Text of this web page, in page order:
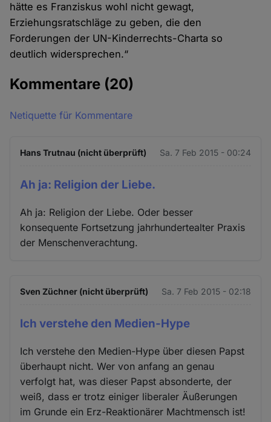
hätte es Franziskus wohl nicht gewagt,
Erziehungsratschläge zu geben, die den
Forderungen der UN-Kinderrechts-Charta so
deutlich widersprechen.“
Kommentare (20)
Netiquette für Kommentare
Hans Trutnau (nicht überprüft) Sa. 7 Feb 2015 - 00:24
Ah ja: Religion der Liebe.
Ah ja: Religion der Liebe. Oder besser
konsequente Fortsetzung jahrhundertealter Praxis
der Menschenverachtung.
Sven Züchner (nicht überprüft) Sa. 7 Feb 2015 - 02:18
Ich verstehe den Medien-Hype
Ich verstehe den Medien-Hype über diesen Papst
überhaupt nicht. Wer von anfang an genau
verfolgt hat, was dieser Papst absonderte, der
weiß, dass er trotz einiger liberaler Äußerungen
im Grunde ein Erz-Reaktionärer Machtmensch ist!